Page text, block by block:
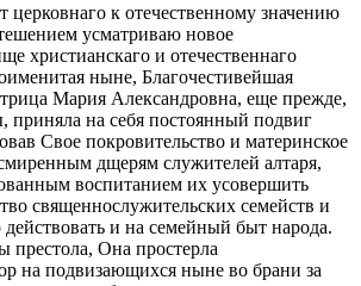
к отечественному значению
усматриваю новое
христианскаго и отечественнаго
ныне, Благочестивейшая
Мария Александровна, еще прежде,
приняла на себя постоянный подвиг
Свое покровительство и материнское
дщерям служителей алтаря,
воспитанием их усовершить
священнослужительских семейств и
действовать и на семейный быт народа.
престола, Она простерла
на подвизающихся ныне во брани за